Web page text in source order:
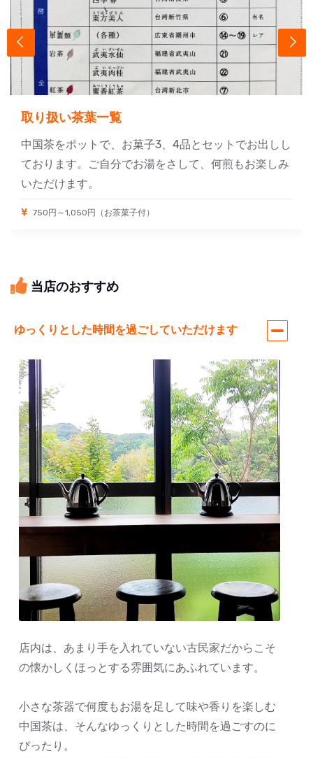
取り扱い茶葉一覧
中国茶をポットで、お菓子3、4品とセットでお出しし
ております。ご自分でお湯をさして、何煎もお楽しみ
いただけます。
750円～1,050円（お茶菓子付）
当店のおすすめ
ゆっくりとした時間を過ごしていただけます
店内は、あまり手を入れていない古民家だからこそ
の懐かしくほっとする雰囲気にあふれています。
小さな茶器で何度もお湯を足して味や香りを楽しむ
中国茶は、そんなゆっくりとした時間を過ごすのに
ぴったり。